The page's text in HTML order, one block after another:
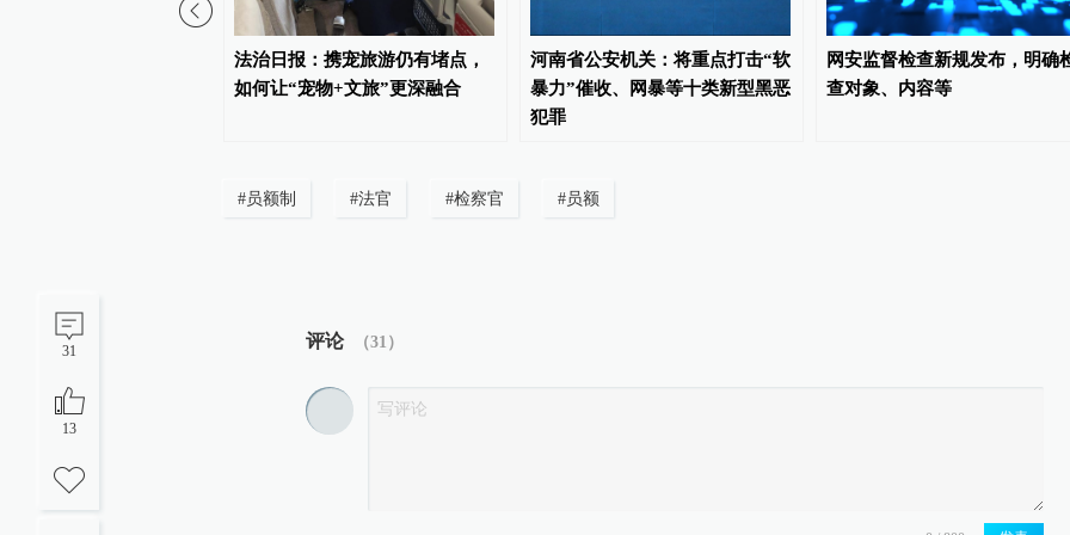
31
13
法治日报：携宠旅游仍有堵点，
如何让“宠物+文旅”更深融合
河南省公安机关：将重点打击“软
暴力”催收、网暴等十类新型黑恶
犯罪
网安监督检查新规发布，明确
查对象、内容等
#员额制 #法官 #检察官 #员额
评论 （31 ）